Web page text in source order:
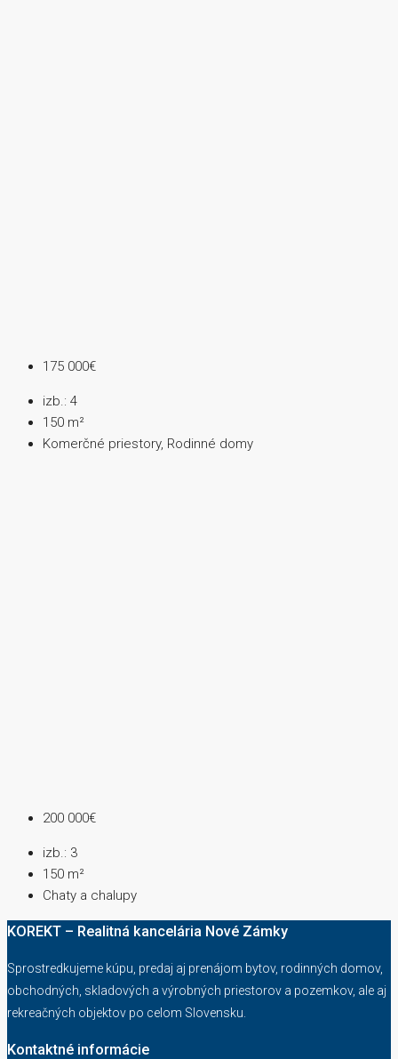
175 000€
izb.: 4
150 m²
Komerčné priestory, Rodinné domy
200 000€
izb.: 3
150 m²
Chaty a chalupy
KOREKT – Realitná kancelária Nové Zámky
Sprostredkujeme kúpu, predaj aj prenájom bytov, rodinných domov,
obchodných, skladových a výrobných priestorov a pozemkov, ale aj
rekreačných objektov po celom Slovensku.
Kontaktné informácie